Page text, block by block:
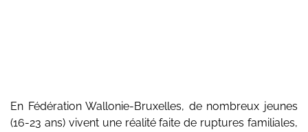
En Fédération Wallonie-Bruxelles, de nombreux jeunes
(16-23 ans) vivent une réalité faite de ruptures familiales,